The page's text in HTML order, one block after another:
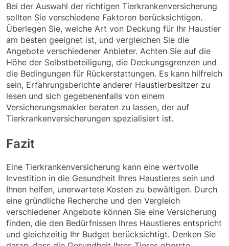
Bei der Auswahl der richtigen Tierkrankenversicherung
sollten Sie verschiedene Faktoren berücksichtigen.
Überlegen Sie, welche Art von Deckung für Ihr Haustier
am besten geeignet ist, und vergleichen Sie die
Angebote verschiedener Anbieter. Achten Sie auf die
Höhe der Selbstbeteiligung, die Deckungsgrenzen und
die Bedingungen für Rückerstattungen. Es kann hilfreich
sein, Erfahrungsberichte anderer Haustierbesitzer zu
lesen und sich gegebenenfalls von einem
Versicherungsmakler beraten zu lassen, der auf
Tierkrankenversicherungen spezialisiert ist.
Fazit
Eine Tierkrankenversicherung kann eine wertvolle
Investition in die Gesundheit Ihres Haustieres sein und
Ihnen helfen, unerwartete Kosten zu bewältigen. Durch
eine gründliche Recherche und den Vergleich
verschiedener Angebote können Sie eine Versicherung
finden, die den Bedürfnissen Ihres Haustieres entspricht
und gleichzeitig Ihr Budget berücksichtigt. Denken Sie